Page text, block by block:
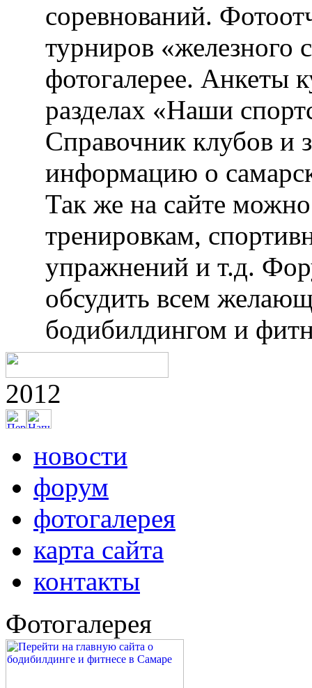
соревнований.
турниров «железного
фотогалерее. Анкеты
разделах «Наши
Справочник клубов и
информацию о
Так же на сайте
тренировкам,
упражнений и т.д.
обсудить всем
бодибилдингом и
2012
новости
форум
фотогалерея
карта сайта
контакты
Фотогалерея